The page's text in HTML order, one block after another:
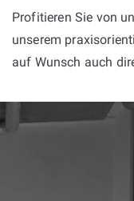
Profitieren Sie von
unserem
auf Wunsch auch